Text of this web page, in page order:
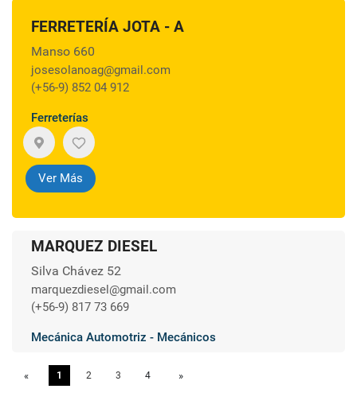
FERRETERÍA JOTA - A
Manso 660
josesolanoag@gmail.com
(+56-9) 852 04 912
Ferreterías
Ver Más
MARQUEZ DIESEL
Silva Chávez 52
marquezdiesel@gmail.com
(+56-9) 817 73 669
Mecánica Automotriz - Mecánicos
« Previous
1 2 3 4 »